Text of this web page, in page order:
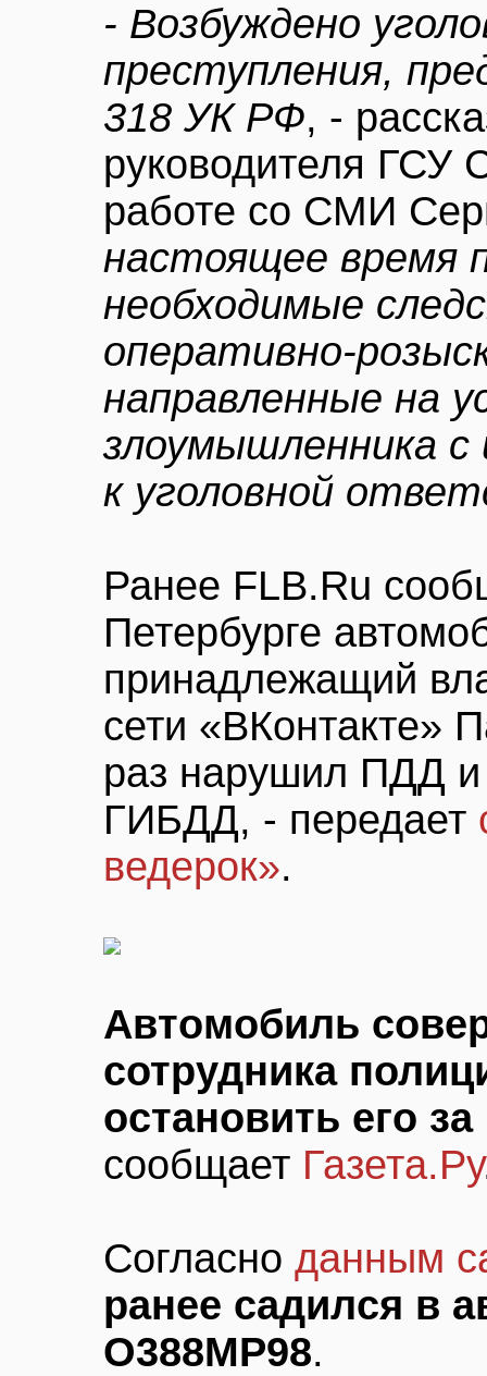
- Возбуждено
преступления,
318 УК РФ, -
руководителя ГСУ
работе со СМИ
настоящее время
необходимые
оперативно-
направленные на
злоумышленника с
к уголовной
Ранее FLB.Ru
Петербурге
принадлежащий
сети «ВКонтакте»
раз нарушил ПДД и
ГИБДД, - передает
ведерок».
Автомобиль
сотрудника
остановить его
сообщает Газета.Ру
Согласно данным
ранее садился в
О388МР98.